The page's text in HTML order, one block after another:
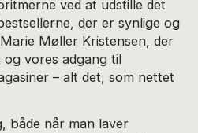
ved at udstille det
der er synlige og
Møller Kristensen, der
vores adgang til
– alt det, som nettet
både når man laver